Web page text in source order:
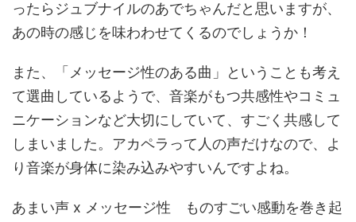
ったらジュブナイルのあでちゃんだと思いますが、
あの時の感じを味わわせてくるのでしょうか！
また、「メッセージ性のある曲」ということも考え
て選曲しているようで、音楽がもつ共感性やコミュ
ニケーションなど大切にしていて、すごく共感して
しまいました。アカペラって人の声だけなので、よ
り音楽が身体に染み込みやすいんですよね。
あまい声 x メッセージ性 ものすごい感動を巻き起